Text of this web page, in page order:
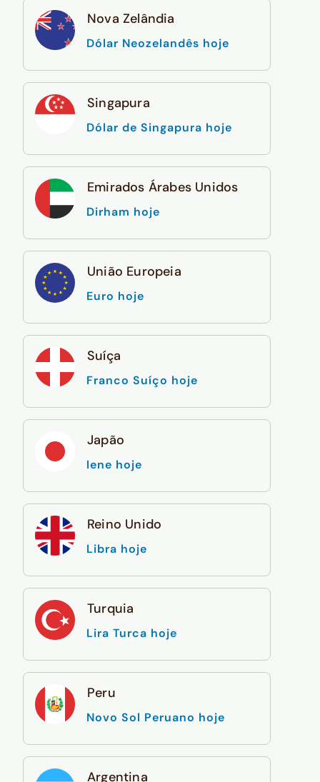
Nova Zelândia
Dólar Neozelandês hoje
Singapura
Dólar de Singapura hoje
Emirados Árabes Unidos
Dirham hoje
União Europeia
Euro hoje
Suíça
Franco Suíço hoje
Japão
Iene hoje
Reino Unido
Libra hoje
Turquia
Lira Turca hoje
Peru
Novo Sol Peruano hoje
Argentina